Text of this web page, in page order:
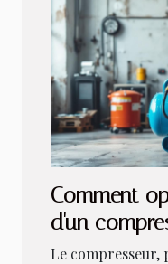
Comment
d'un
projets ?
Le compresseur,